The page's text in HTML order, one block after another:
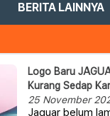
BERITA LAINNYA
Logo Baru
Kurang Sedap
Agenda
25 November
Jaguar belum